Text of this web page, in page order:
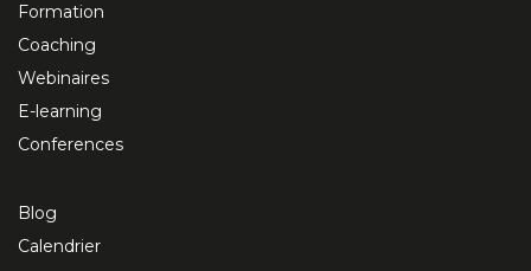
Formation
Coaching
Webinaires
E-learning
Conferences
Blog
Calendrier